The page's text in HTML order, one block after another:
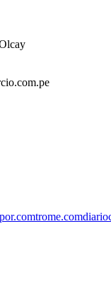
trome.com